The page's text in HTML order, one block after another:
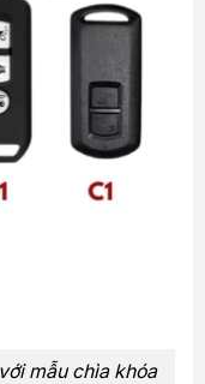
mẫu chìa khóa